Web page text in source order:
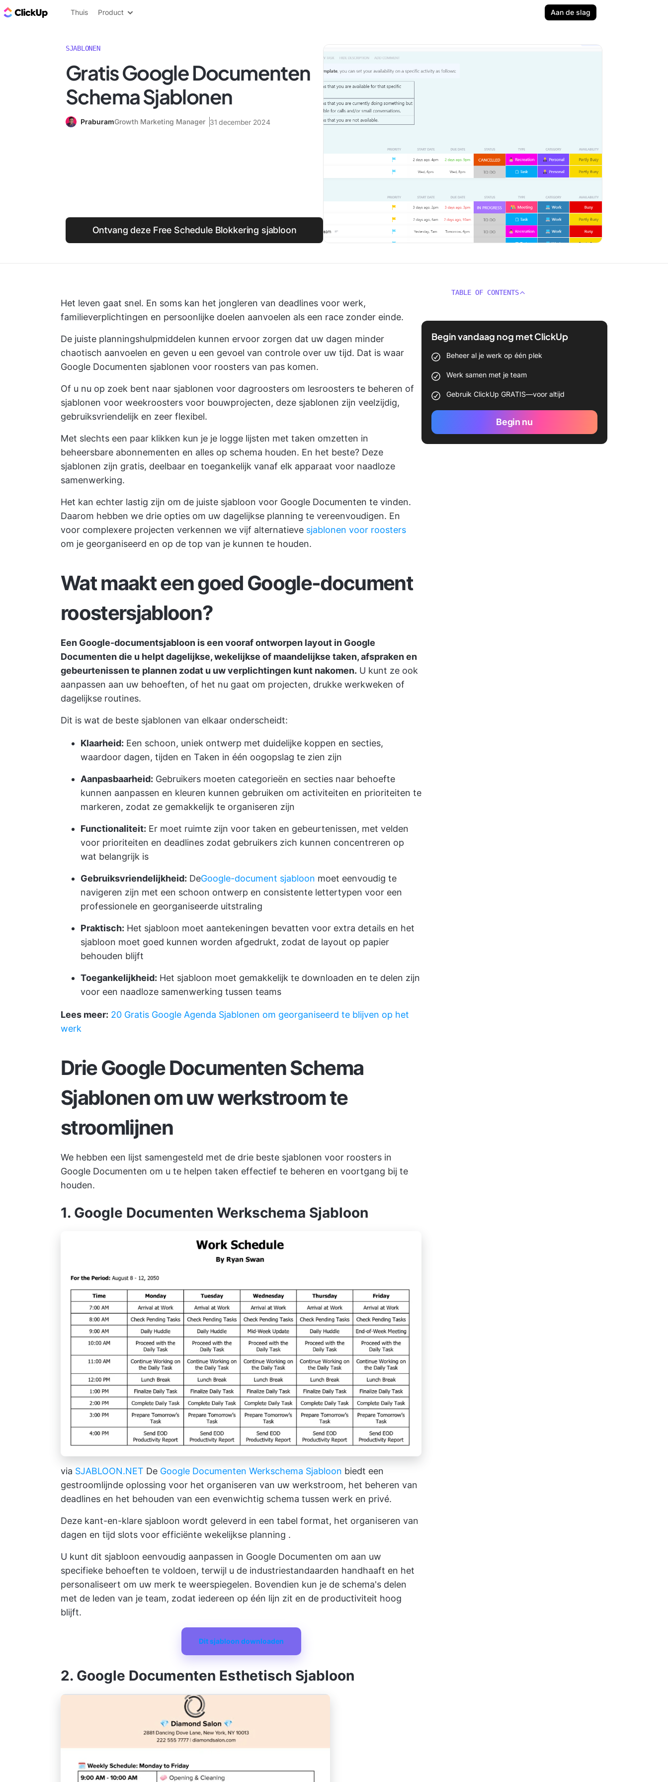
ClickUp Blog
Thuis Product Aan de slag
SJABLONEN
Gratis Google Documenten
Schema Sjablonen
PraburamGrowth Marketing Manager 31 december 2024
Ontvang deze Free Schedule Blokkering sjabloon
Het leven gaat snel. En soms kan het jongleren van deadlines voor werk,
familieverplichtingen en persoonlijke doelen aanvoelen als een race zonder einde.
De juiste planningshulpmiddelen kunnen ervoor zorgen dat uw dagen minder
chaotisch aanvoelen en geven u een gevoel van controle over uw tijd. Dat is waar
Google Documenten sjablonen voor roosters van pas komen.
Of u nu op zoek bent naar sjablonen voor dagroosters om lesroosters te beheren of
sjablonen voor weekroosters voor bouwprojecten, deze sjablonen zijn veelzijdig,
gebruiksvriendelijk en zeer flexibel.
Met slechts een paar klikken kun je je logge lijsten met taken omzetten in
beheersbare abonnementen en alles op schema houden. En het beste? Deze
sjablonen zijn gratis, deelbaar en toegankelijk vanaf elk apparaat voor naadloze
samenwerking.
Het kan echter lastig zijn om de juiste sjabloon voor Google Documenten te vinden.
Daarom hebben we drie opties om uw dagelijkse planning te vereenvoudigen. En
voor complexere projecten verkennen we vijf alternatieve sjablonen voor roosters
om je georganiseerd en op de top van je kunnen te houden.
Wat maakt een goed Google-document
roostersjabloon?
Een Google-documentsjabloon is een vooraf ontworpen layout in Google
Documenten die u helpt dagelijkse, wekelijkse of maandelijkse taken, afspraken en
gebeurtenissen te plannen zodat u uw verplichtingen kunt nakomen. U kunt ze ook
aanpassen aan uw behoeften, of het nu gaat om projecten, drukke werkweken of
dagelijkse routines.
Dit is wat de beste sjablonen van elkaar onderscheidt:
Klaarheid: Een schoon, uniek ontwerp met duidelijke koppen en secties,
waardoor dagen, tijden en Taken in één oogopslag te zien zijn
Aanpasbaarheid: Gebruikers moeten categorieën en secties naar behoefte
kunnen aanpassen en kleuren kunnen gebruiken om activiteiten en prioriteiten te
markeren, zodat ze gemakkelijk te organiseren zijn
Functionaliteit: Er moet ruimte zijn voor taken en gebeurtenissen, met velden
voor prioriteiten en deadlines zodat gebruikers zich kunnen concentreren op
wat belangrijk is
Gebruiksvriendelijkheid: DeGoogle-document sjabloon moet eenvoudig te
navigeren zijn met een schoon ontwerp en consistente lettertypen voor een
professionele en georganiseerde uitstraling
Praktisch: Het sjabloon moet aantekeningen bevatten voor extra details en het
sjabloon moet goed kunnen worden afgedrukt, zodat de layout op papier
behouden blijft
Toegankelijkheid: Het sjabloon moet gemakkelijk te downloaden en te delen zijn
voor een naadloze samenwerking tussen teams
Lees meer: 20 Gratis Google Agenda Sjablonen om georganiseerd te blijven op het
werk
Drie Google Documenten Schema
Sjablonen om uw werkstroom te
stroomlijnen
We hebben een lijst samengesteld met de drie beste sjablonen voor roosters in
Google Documenten om u te helpen taken effectief te beheren en voortgang bij te
houden.
1. Google Documenten Werkschema Sjabloon
via SJABLOON.NET De Google Documenten Werkschema Sjabloon biedt een
gestroomlijnde oplossing voor het organiseren van uw werkstroom, het beheren van
deadlines en het behouden van een evenwichtig schema tussen werk en privé.
Deze kant-en-klare sjabloon wordt geleverd in een tabel format, het organiseren van
dagen en tijd slots voor efficiënte wekelijkse planning .
U kunt dit sjabloon eenvoudig aanpassen in Google Documenten om aan uw
specifieke behoeften te voldoen, terwijl u de industriestandaarden handhaaft en het
personaliseert om uw merk te weerspiegelen. Bovendien kun je de schema's delen
met de leden van je team, zodat iedereen op één lijn zit en de productiviteit hoog
blijft.
Dit sjabloon downloaden
2. Google Documenten Esthetisch Sjabloon
TABLE OF CONTENTS
Begin vandaag nog met ClickUp
Beheer al je werk op één plek
Werk samen met je team
Gebruik ClickUp GRATIS—voor altijd
Begin nu